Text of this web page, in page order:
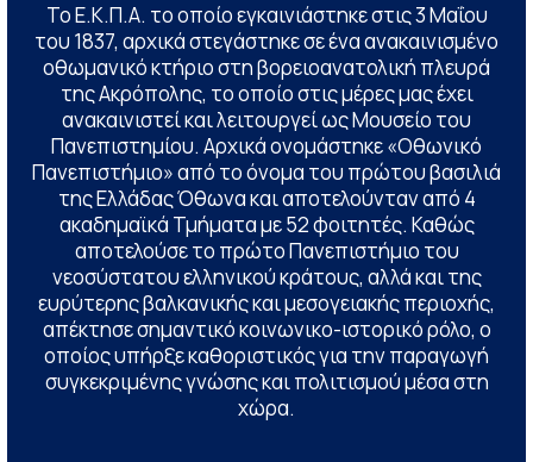
Το Ε.Κ.Π.Α. το οποίο εγκαινιάστηκε στις 3 Μαΐου
του 1837, αρχικά στεγάστηκε σε ένα ανακαινισμένο
οθωμανικό κτήριο στη βορειοανατολική πλευρά
της Ακρόπολης, το οποίο στις μέρες μας έχει
ανακαινιστεί και λειτουργεί ως Μουσείο του
Πανεπιστημίου. Αρχικά ονομάστηκε «Οθωνικό
Πανεπιστήμιο» από το όνομα του πρώτου βασιλιά
της Ελλάδας Όθωνα και αποτελούνταν από 4
ακαδημαϊκά Τμήματα με 52 φοιτητές. Καθώς
αποτελούσε το πρώτο Πανεπιστήμιο του
νεοσύστατου ελληνικού κράτους, αλλά και της
ευρύτερης βαλκανικής και μεσογειακής περιοχής,
απέκτησε σημαντικό κοινωνικο-ιστορικό ρόλο, ο
οποίος υπήρξε καθοριστικός για την παραγωγή
συγκεκριμένης γνώσης και πολιτισμού μέσα στη
χώρα.